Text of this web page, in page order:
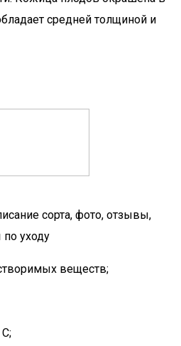
средней толщиной и
сорта, фото, отзывы,
уходу
веществ;